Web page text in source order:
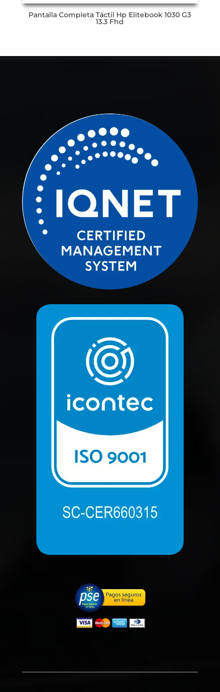
Pantalla Completa Táctil Hp Elitebook 1030 G3
13.3 Fhd